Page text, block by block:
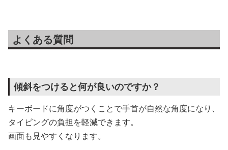
よくある質問
傾斜をつけると何が良いのですか？
キーボードに角度がつくことで手首が自然な角度になり、
タイピングの負担を軽減できます。
画面も見やすくなります。